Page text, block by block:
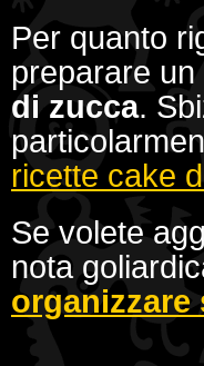
Per quanto
preparare
di zucca.
ricette cake
Se volete
nota
organizzare